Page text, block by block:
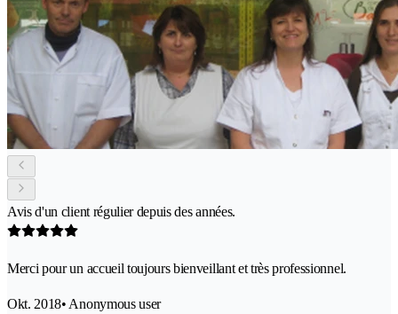
Avis d'un client régulier depuis des années.
Merci pour un accueil toujours bienveillant et très professionnel.
Okt. 2018• Anonymous user